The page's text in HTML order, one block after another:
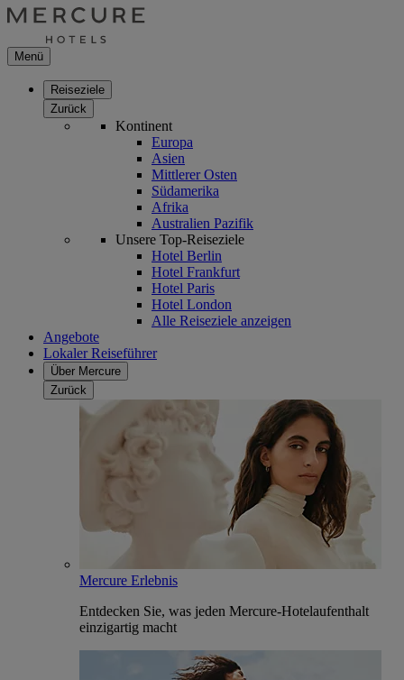
Menü
Reiseziele
Zurück
Kontinent
Europa
Asien
Mittlerer Osten
Südamerika
Afrika
Australien Pazifik
Unsere Top-Reiseziele
Hotel Berlin
Hotel Frankfurt
Hotel Paris
Hotel London
Alle Reiseziele anzeigen
Angebote
Lokaler Reiseführer
Über Mercure
Zurück
Mercure Erlebnis
Entdecken Sie, was jeden Mercure-Hotelaufenthalt
einzigartig macht